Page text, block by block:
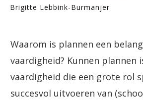
Brigitte Lebbink-Burmanjer
Waarom is plannen een
vaardigheid? Kunnen plannen
vaardigheid die een grote rol
succesvol uitvoeren van